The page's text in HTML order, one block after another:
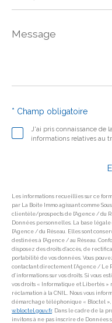
Message
*
J'ai pris connaissance de
informations relatives au
* Champ obligatoire
Les informations recueillies sur ce
par La Boite Immo agissant comme
clientèle/prospects de l'Agence / du
Données personnelles. La base
l'Agence / du Réseau. Elles sont
destinées à l'Agence / au Réseau.
disposez des droits d’accès, de
portabilité de vos données. Vous
contactant directement l’Agence / Le
d’informations sur vos droits. Si vous
vos droits « Informatique et Libertés »
réclamation à la CNIL. Nous vous
démarchage téléphonique « Bloctel »,
w.bloctel.gouv.fr. Dans le cadre de la
invitons à ne pas inscrire de Données